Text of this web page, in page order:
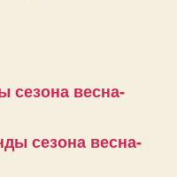
весна-
сезона весна-